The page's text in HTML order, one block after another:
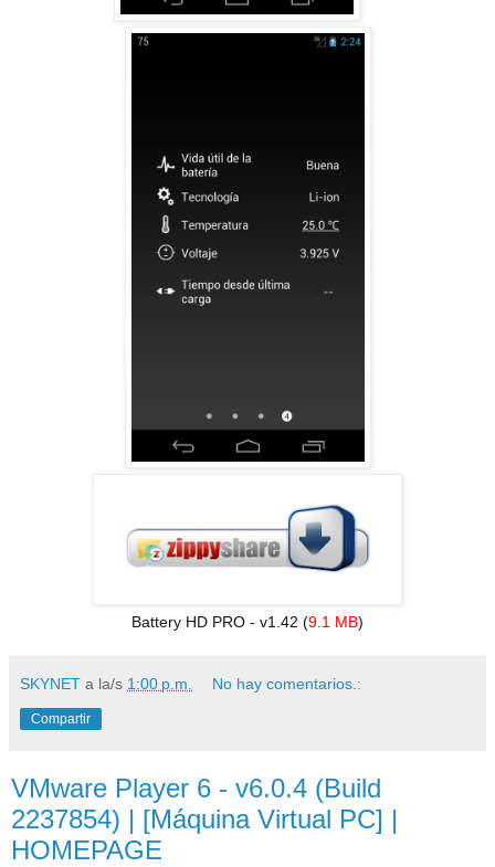
Battery HD PRO - v1.42 (9.1 MB)
SKYNET a la/s 1:00 p.m. No hay comentarios.:
Compartir
VMware Player 6 - v6.0.4 (Build
2237854) | [Máquina Virtual PC] |
HOMEPAGE